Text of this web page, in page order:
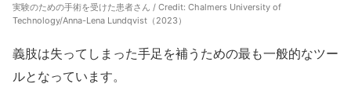
実験のための手術を受けた患者さん / Credit: Chalmers University of
Technology/Anna-Lena Lundqvist（2023）
義肢は失ってしまった手足を補うための最も一般的なツー
ルとなっています。